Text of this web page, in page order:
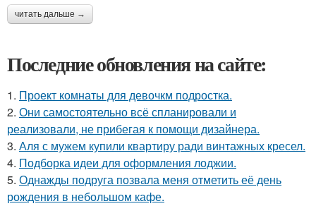
читать дальше →
Последние обновления на сайте:
1. Проект комнаты для девочкм подростка.
2. Они самостоятельно всё спланировали и
реализовали, не прибегая к помощи дизайнера.
3. Аля с мужем купили квартиру ради винтажных кресел.
4. Подборка идеи для оформления лоджии.
5. Однажды подруга позвала меня отметить её день
рождения в небольшом кафе.